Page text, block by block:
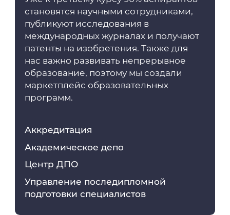
становятся научными сотрудниками,
публикуют исследования в
международных журналах и получают
патенты на изобретения. Также для
нас важно развивать непрерывное
образование, поэтому мы создали
маркетплейс образовательных
программ.
Аккредитация
Академическое депо
Центр ДПО
Управление последипломной
подготовки специалистов